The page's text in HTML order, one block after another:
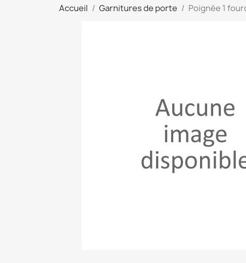
Accueil Garnitures de porte Poignée 1